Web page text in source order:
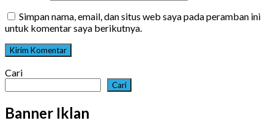
Simpan nama, email, dan situs web saya pada peramban ini
untuk komentar saya berikutnya.
Cari
Cari
Banner Iklan